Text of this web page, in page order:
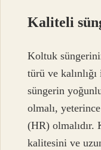
Kaliteli
Koltuk
türü ve
süngerin
olmalı,
(HR) olmalıdır.
kalitesini ve